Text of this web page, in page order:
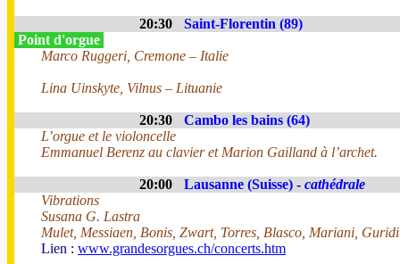
20:30
Saint-Florentin (89)
Point d'orgue
Marco Ruggeri, Cremone – Italie
Lina Uinskyte, Vilnus – Lituanie
20:30
Cambo les bains (64)
L’orgue et le violoncelle
Emmanuel Berenz au clavier et Marion Gailland à l’archet.
20:00 Lausanne (Suisse) - cathédrale
Vibrations
Susana G. Lastra
Mulet, Messiaen, Bonis, Zwart, Torres, Blasco, Mariani, Guridi
Lien : www.grandesorgues.ch/concerts.htm